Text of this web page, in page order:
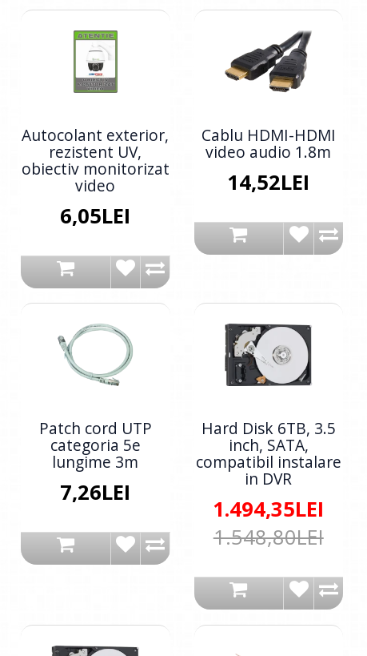
Autocolant exterior,
rezistent UV,
obiectiv monitorizat
video
6,05LEI
Cablu HDMI-HDMI
video audio 1.8m
14,52LEI
Patch cord UTP
categoria 5e
lungime 3m
7,26LEI
Hard Disk 6TB, 3.5
inch, SATA,
compatibil instalare
in DVR
1.494,35LEI
1.548,80LEI